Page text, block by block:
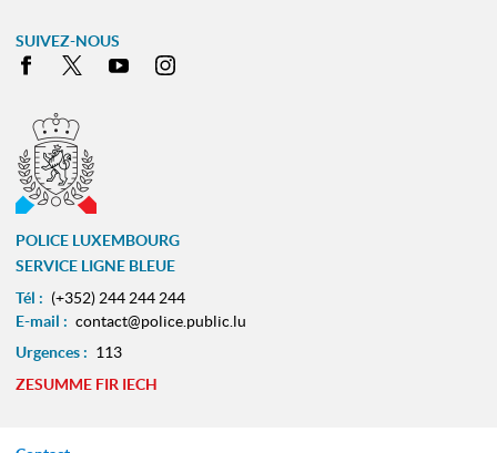
SUIVEZ-NOUS
Facebook
X Youtube
POLICE LUXEMBOURG
SERVICE LIGNE BLEUE
Tél : (+352) 244 244 244
E-mail : contact@police.public.lu
Urgences : 113
ZESUMME FIR IECH